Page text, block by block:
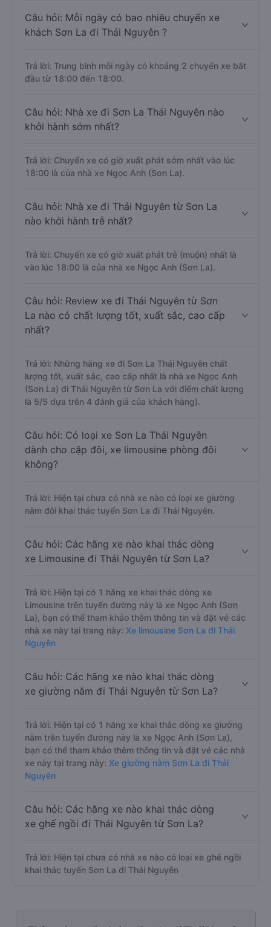
Câu hỏi: Mỗi ngày có bao nhiêu chuyến xe
khách Sơn La đi Thái Nguyên ?
Trả lời: Trung bình mỗi ngày có khoảng 2 chuyến xe bắt
đầu từ 18:00 đến 18:00.
Câu hỏi: Nhà xe đi Sơn La Thái Nguyên nào
khởi hành sớm nhất?
Trả lời: Chuyến xe có giờ xuất phát sớm nhất vào lúc
18:00 là của nhà xe Ngọc Anh (Sơn La).
Câu hỏi: Nhà xe đi Thái Nguyên từ Sơn La
nào khởi hành trễ nhất?
Trả lời: Chuyến xe có giờ xuất phát trễ (muộn) nhất là
vào lúc 18:00 là của nhà xe Ngọc Anh (Sơn La).
Câu hỏi: Review xe đi Thái Nguyên từ Sơn
La nào có chất lượng tốt, xuất sắc, cao cấp
nhất?
Trả lời: Những hãng xe đi Sơn La Thái Nguyên chất
lượng tốt, xuất sắc, cao cấp nhất là nhà xe Ngọc Anh
(Sơn La) đi Thái Nguyên từ Sơn La với điểm chất lượng
là 5/5 dựa trên 4 đánh giá của khách hàng).
Câu hỏi: Có loại xe Sơn La Thái Nguyên
dành cho cặp đôi, xe limousine phòng đôi
không?
Trả lời: Hiện tại chưa có nhà xe nào có loại xe giường
nằm đôi khai thác tuyến Sơn La đi Thái Nguyên.
Câu hỏi: Các hãng xe nào khai thác dòng
xe Limousine đi Thái Nguyên từ Sơn La?
Trả lời: Hiện tại có 1 hãng xe khai thác dòng xe
Limousine trên tuyến đường này là xe Ngọc Anh (Sơn
La), bạn có thể tham khảo thêm thông tin và đặt vé các
nhà xe này tại trang này: Xe limousine Sơn La đi Thái
Nguyên
Câu hỏi: Các hãng xe nào khai thác dòng
xe giường nằm đi Thái Nguyên từ Sơn La?
Trả lời: Hiện tại có 1 hãng xe khai thác dòng xe giường
nằm trên tuyến đường này là xe Ngọc Anh (Sơn La),
bạn có thể tham khảo thêm thông tin và đặt vé các nhà
xe này tại trang này: Xe giường nằm Sơn La đi Thái
Nguyên
Câu hỏi: Các hãng xe nào khai thác dòng
xe ghế ngồi đi Thái Nguyên từ Sơn La?
Trả lời: Hiện tại chưa có nhà xe nào có loại xe ghế ngồi
khai thác tuyến Sơn La đi Thái Nguyên